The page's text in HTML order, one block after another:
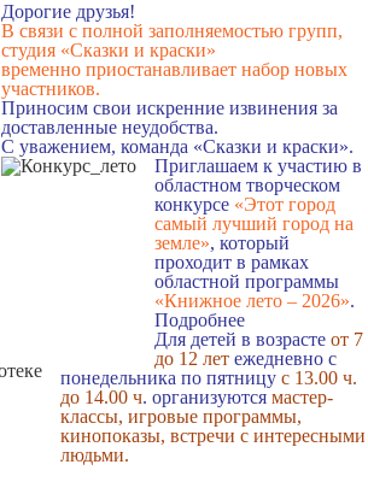
Дорогие друзья!
В связи с полной заполняемостью групп,
студия «Сказки и краски»
временно приостанавливает набор новых
участников.
Приносим свои искренние извинения за
доставленные неудобства.
С уважением, команда «Сказки и краски».
Приглашаем к участию в
областном творческом
конкурсе «Этот город
самый лучший город на
земле», который
проходит в рамках
областной программы
«Книжное лето – 2026».
Подробнее
Для детей в возрасте от 7
до 12 лет ежедневно с
понедельника по пятницу с 13.00 ч.
до 14.00 ч. организуются мастер-
классы, игровые программы,
кинопоказы, встречи с интересными
людьми.